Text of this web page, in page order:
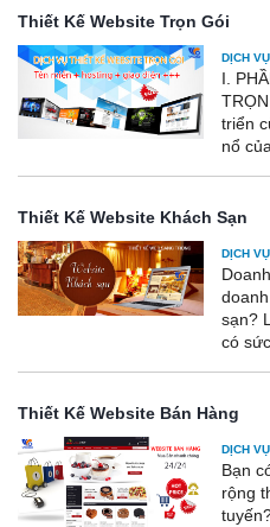
Thiết Kế Website Trọn Gói
DỊCH VỤ
I.
triển
nổ
Thiết Kế Website Khách Sạn
DỊCH VỤ
sạn?
có
Thiết Kế Website Bán Hàng
DỊCH VỤ
Bạn
rộng